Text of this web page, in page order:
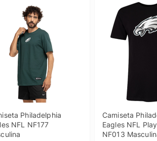
Philadelphia
NFL NF177
Camiseta
Eagles NFL
NF013